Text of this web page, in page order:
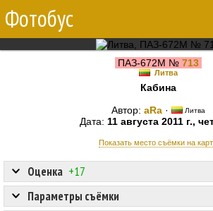
Фотобус
ПАЗ-672М № 713
Литва
Кабина
Автор: aRa· Литва
Дата: 11 августа 2011 г.,
Показать место съёмки на
Оценка +17
Параметры съёмки